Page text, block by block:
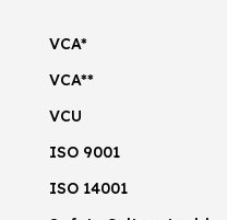
VCA*
VCA**
VCU
ISO 9001
ISO 14001